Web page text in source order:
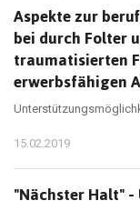
Aspekte zur
bei durch Folter
traumatisierten
erwerbsfähigen
15.02.2019
"Nächster Halt"